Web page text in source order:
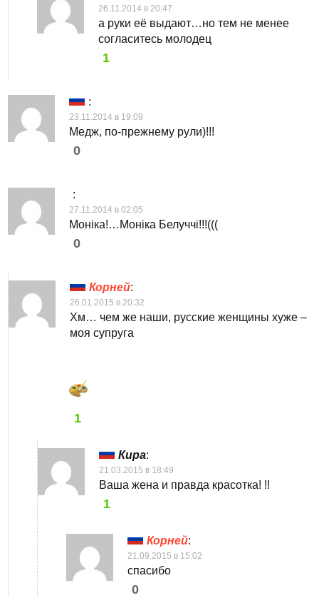
26.11.2014 в 20:47
а руки её выдают…но тем не менее
согласитесь молодец
1
:
23.11.2014 в 19:09
Медж, по-прежнему рули)!!!
0
:
27.11.2014 в 02:05
Моніка!…Моніка Белуччі!!!(((
0
Корней:
26.01.2015 в 20:32
Хм… чем же наши, русские женщины хуже –
моя супруга
1
Кира:
21.03.2015 в 18:49
Ваша жена и правда красотка! !!
1
Корней:
21.09.2015 в 15:02
спасибо
0